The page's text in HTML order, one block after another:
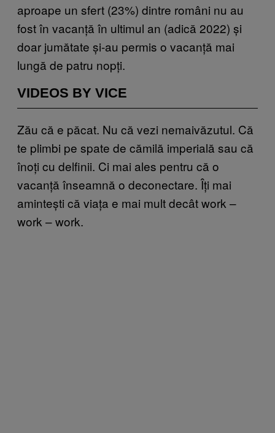
aproape un sfert (23%) dintre români nu au
fost în vacanță în ultimul an (adică 2022) și
doar jumătate și-au permis o vacanță mai
lungă de patru nopți.
VIDEOS BY VICE
Zău că e păcat. Nu că vezi nemaivăzutul. Că
te plimbi pe spate de cămilă imperială sau că
înoți cu delfinii. Ci mai ales pentru că o
vacanță înseamnă o deconectare. Îți mai
amintești că viața e mai mult decât work –
work – work.